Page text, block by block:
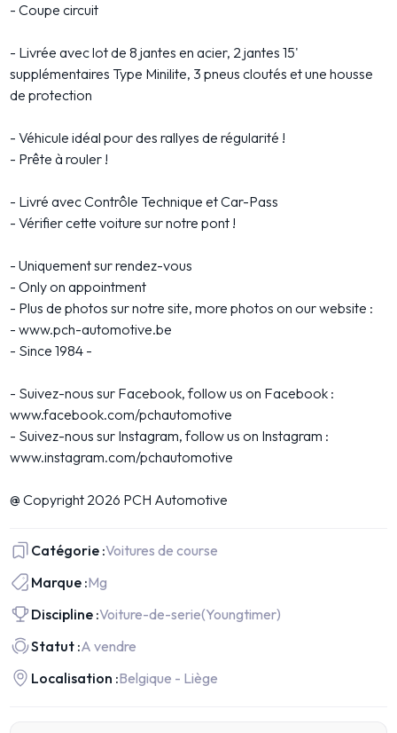
- Coupe circuit
- Livrée avec lot de 8 jantes en acier, 2 jantes 15'
supplémentaires Type Minilite, 3 pneus cloutés et une housse
de protection
- Véhicule idéal pour des rallyes de régularité !
- Prête à rouler !
- Livré avec Contrôle Technique et Car-Pass
- Vérifier cette voiture sur notre pont !
- Uniquement sur rendez-vous
- Only on appointment
- Plus de photos sur notre site, more photos on our website :
- www.pch-automotive.be
- Since 1984 -
- Suivez-nous sur Facebook, follow us on Facebook :
www.facebook.com/pchautomotive
- Suivez-nous sur Instagram, follow us on Instagram :
www.instagram.com/pchautomotive
@ Copyright 2026 PCH Automotive
Catégorie :Voitures de course
Marque :Mg
Discipline :Voiture-de-serie(Youngtimer)
Statut :A vendre
Localisation :Belgique - Liège